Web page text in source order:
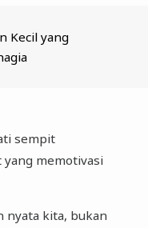
Kecil yang
sempit
memotivasi
nyata kita, bukan